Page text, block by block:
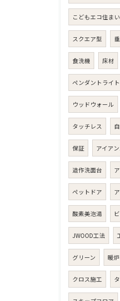
こどもエコ住ま
スクエア型
食洗機 床材
ペンダントライト
ウッドウォール
タッチレス
保証 アイア
造作洗面台
ペットドア
酸素美泡湯
JWOOD工法
グリーン 暖炉
クロス施工